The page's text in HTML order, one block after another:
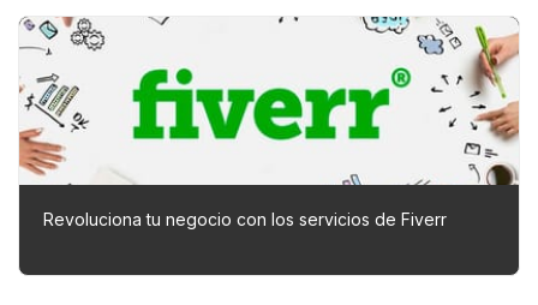
Revoluciona tu negocio con los servicios de Fiverr